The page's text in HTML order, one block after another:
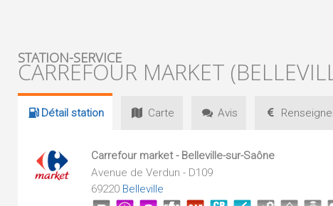
STATION-SERVICE
CARREFOUR MARKET
Détail station Carte Avis
Carrefour market - Belleville-sur-Saône
Avenue de Verdun - D109
69220 Belleville